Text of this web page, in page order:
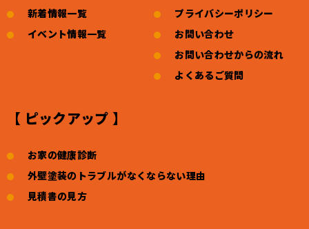
新着情報一覧
イベント情報一覧
プライバシーポリシー
お問い合わせ
お問い合わせからの流れ
よくあるご質問
【 ピックアップ 】
お家の健康診断
外壁塗装のトラブルがなくならない理由
見積書の見方